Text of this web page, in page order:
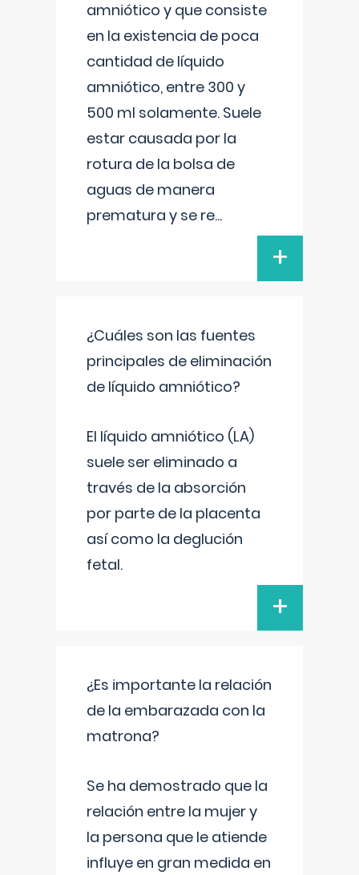
amniótico y que consiste
en la existencia de poca
cantidad de líquido
amniótico, entre 300 y
500 ml solamente. Suele
estar causada por la
rotura de la bolsa de
aguas de manera
prematura y se re...
+
¿Cuáles son las fuentes
principales de eliminación
de líquido amniótico?
El líquido amniótico (LA)
suele ser eliminado a
través de la absorción
por parte de la placenta
así como la deglución
fetal.
+
¿Es importante la relación
de la embarazada con la
matrona?
Se ha demostrado que la
relación entre la mujer y
la persona que le atiende
influye en gran medida en